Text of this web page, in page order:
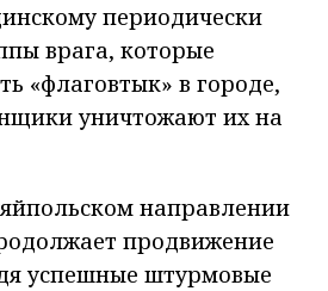
периодически
врага, которые
«флаговтык» в городе,
уничтожают их на
направлении
продвижение
успешные штурмовые